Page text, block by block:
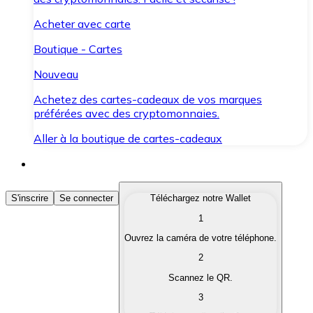
Acheter avec carte
Boutique - Cartes
Nouveau
Achetez des cartes-cadeaux de vos marques
préférées avec des cryptomonnaies.
Aller à la boutique de cartes-cadeaux
Acheter des Cryptomonnaies
Achetez les cryptomonnaies qui vous intéressent
Convertissez vos cryptomonnaies en monnaie
S'inscrire Se connecter
Téléchargez notre Wallet
1
Ouvrez la caméra de votre téléphone.
2
Scannez le QR.
3